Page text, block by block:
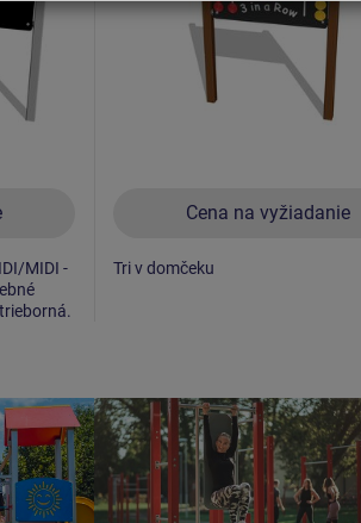
MIDI -
Cena na vyžiadanie
Tri v domčeku